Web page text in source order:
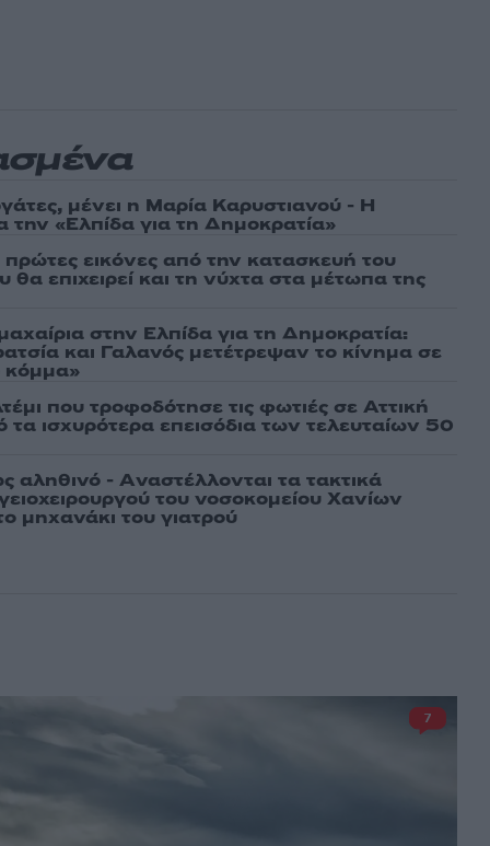
μένει η Μαρία Καρυστιανού - Η
την «Ελπίδα για τη Δημοκρατία»
εικόνες από την κατασκευή του
επιχειρεί και τη νύχτα στα μέτωπα της
στην Ελπίδα για τη Δημοκρατία:
και Γαλανός μετέτρεψαν το κίνημα σε
κόμμα»
που τροφοδότησε τις φωτιές σε Αττική
τα ισχυρότερα επεισόδια των τελευταίων 50
αληθινό - Aναστέλλονται τα τακτικά
του νοσοκομείου Χανίων
μηχανάκι του γιατρού
7